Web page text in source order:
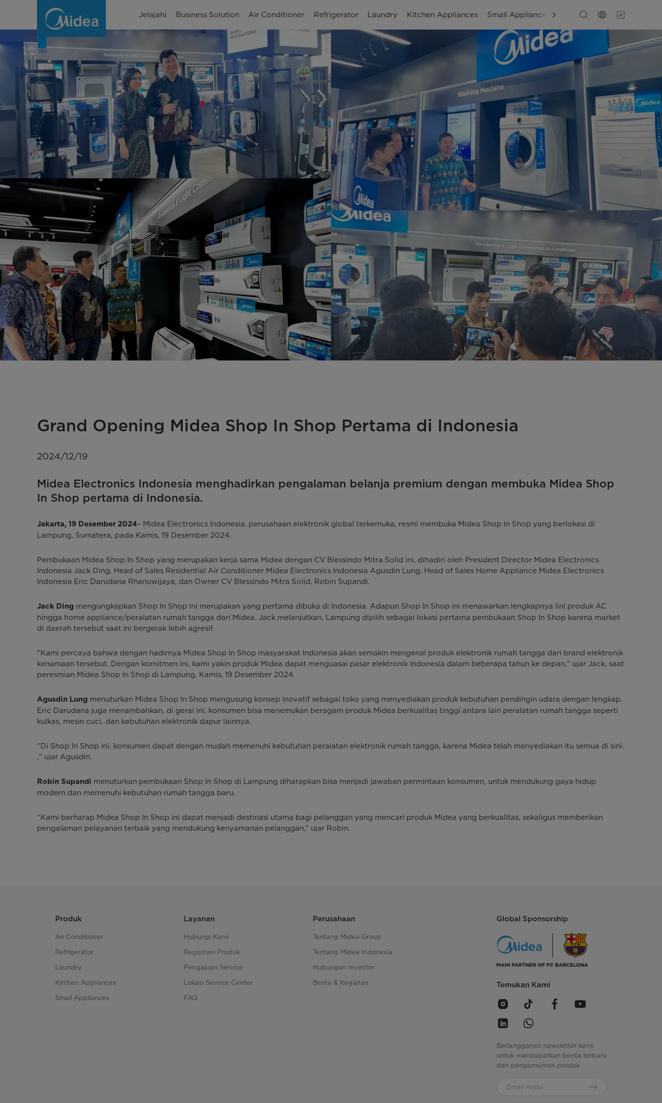
Opening
Midea
Shop
Shop
Pertama
Indonesia
|
Midea
Indonesia
Jelajahi Business Solution Air Conditioner Refrigerator Laundry Kitchen Appliances Small Appliances Layanan
Grand Opening Midea Shop In Shop Pertama di Indonesia
Midea Electronics Indonesia menghadirkan pengalaman belanja premium dengan membuka Midea Shop
In Shop pertama di Indonesia.
2024/12/19
Jakarta, 19 Desember 2024– Midea Electronics Indonesia, perusahaan elektronik global terkemuka, resmi membuka Midea Shop In Shop yang berlokasi di
Lampung, Sumatera, pada Kamis, 19 Desember 2024.
Pembukaan Midea Shop In Shop yang merupakan kerja sama Midea dengan CV Blessindo Mitra Solid ini, dihadiri oleh President Director Midea Electronics
Indonesia Jack Ding, Head of Sales Residential Air Conditioner Midea Electronics Indonesia Agusdin Lung, Head of Sales Home Appliance Midea Electronics
Indonesia ⁠Eric Darudana Rhanuwijaya, dan Owner CV Blessindo Mitra Solid, Robin Supandi.
Jack Ding mengungkapkan Shop In Shop ini merupakan yang pertama dibuka di Indonesia. Adapun Shop In Shop ini menawarkan lengkapnya lini produk AC
hingga home appliance/peralatan rumah tangga dari Midea. Jack melanjutkan, Lampung dipilih sebagai lokasi pertama pembukaan Shop In Shop karena market
di daerah tersebut saat ini bergerak lebih agresif.
"Kami percaya bahwa dengan hadirnya Midea Shop In Shop masyarakat Indonesia akan semakin mengenal produk elektronik rumah tangga dari brand elektronik
kenamaan tersebut. Dengan komitmen ini, kami yakin produk Midea dapat menguasai pasar elektronik Indonesia dalam beberapa tahun ke depan," ujar Jack, saat
peresmian Midea Shop In Shop di Lampung, Kamis, 19 Desember 2024.
⁠Agusdin Lung menuturkan Midea Shop In Shop mengusung konsep inovatif sebagai toko yang menyediakan produk kebutuhan pendingin udara dengan lengkap.
Eric Darudana juga menambahkan, di gerai ini, konsumen bisa menemukan beragam produk Midea berkualitas tinggi antara lain peralatan rumah tangga seperti
kulkas, mesin cuci, dan kebutuhan elektronik dapur lainnya.
“Di Shop In Shop ini, konsumen dapat dengan mudah memenuhi kebutuhan peralatan elektronik rumah tangga, karena Midea telah menyediakan itu semua di sini.
," ujar Agusdin.
Robin Supandi menuturkan pembukaan Shop In Shop di Lampung diharapkan bisa menjadi jawaban permintaan konsumen, untuk mendukung gaya hidup
modern dan memenuhi kebutuhan rumah tangga baru.
“Kami berharap Midea Shop In Shop ini dapat menjadi destinasi utama bagi pelanggan yang mencari produk Midea yang berkualitas, sekaligus memberikan
pengalaman pelayanan terbaik yang mendukung kenyamanan pelanggan,” ujar Robin.
Produk
Air Conditioner
Refrigerator
Laundry
Kitchen Appliances
Small Appliances
Layanan
Hubungi Kami
Registrasi Produk
Pengajuan Service
Lokasi Service Center
FAQ
Perusahaan
Tentang Midea Group
Tentang Midea Indonesia
Hubungan Investor
Berita & Kegiatan
Global Sponsorship
Temukan Kami
Berlangganan newsletter kami
untuk mendapatkan berita terbaru
dan pengumuman produk